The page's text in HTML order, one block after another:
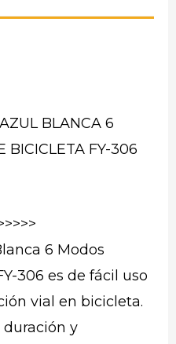
BLANCA 6
BICICLETA FY-306
6 Modos
306 es de fácil uso
vial en bicicleta.
duración y